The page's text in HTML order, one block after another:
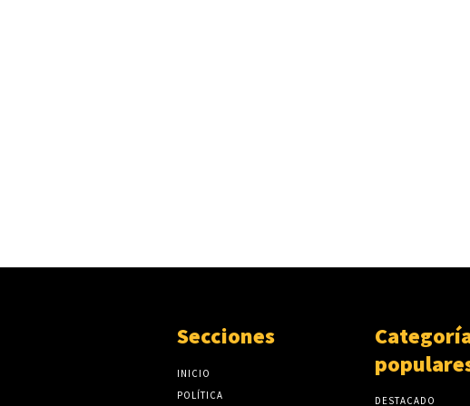
Secciones
INICIO
POLÍTICA
DESTACADO